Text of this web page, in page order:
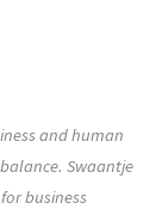
and human
Swaantje
business